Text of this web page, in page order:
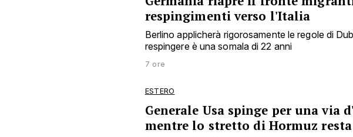
respingimenti verso l'Italia
Berlino applicherà rigorosamente le regole di
respingere è una somala di 22 anni
7 ore
ESTERO
Generale Usa spinge per una via
mentre lo stretto di Hormuz